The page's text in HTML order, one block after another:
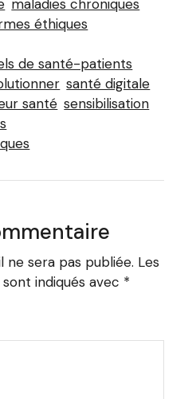
maladies chroniques
éthiques
de santé-patients
santé digitale
santé sensibilisation
sera pas publiée. Les
indiqués avec *